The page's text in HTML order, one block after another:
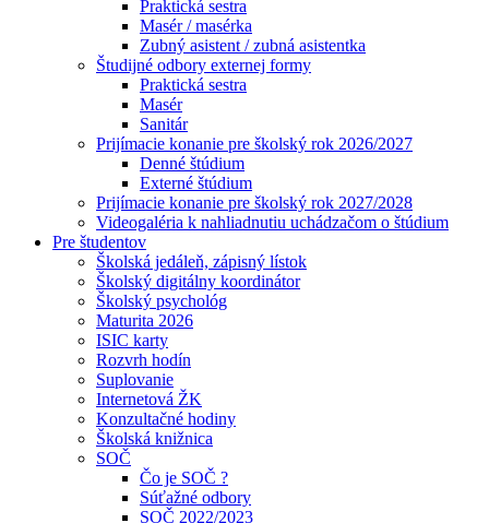
Praktická sestra
Masér / masérka
Zubný asistent / zubná asistentka
Študijné odbory externej formy
Praktická sestra
Masér
Sanitár
Prijímacie konanie pre školský rok 2026/2027
Denné štúdium
Externé štúdium
Prijímacie konanie pre školský rok 2027/2028
Videogaléria k nahliadnutiu uchádzačom o štúdium
Pre študentov
Školská jedáleň, zápisný lístok
Školský digitálny koordinátor
Školský psychológ
Maturita 2026
ISIC karty
Rozvrh hodín
Suplovanie
Internetová ŽK
Konzultačné hodiny
Školská knižnica
SOČ
Čo je SOČ ?
Súťažné odbory
SOČ 2022/2023